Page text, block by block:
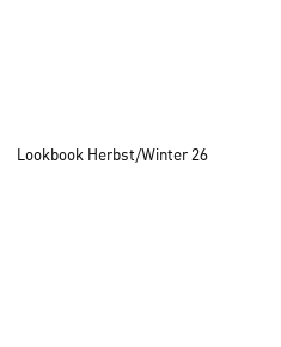
Lookbook Herbst/Winter 26